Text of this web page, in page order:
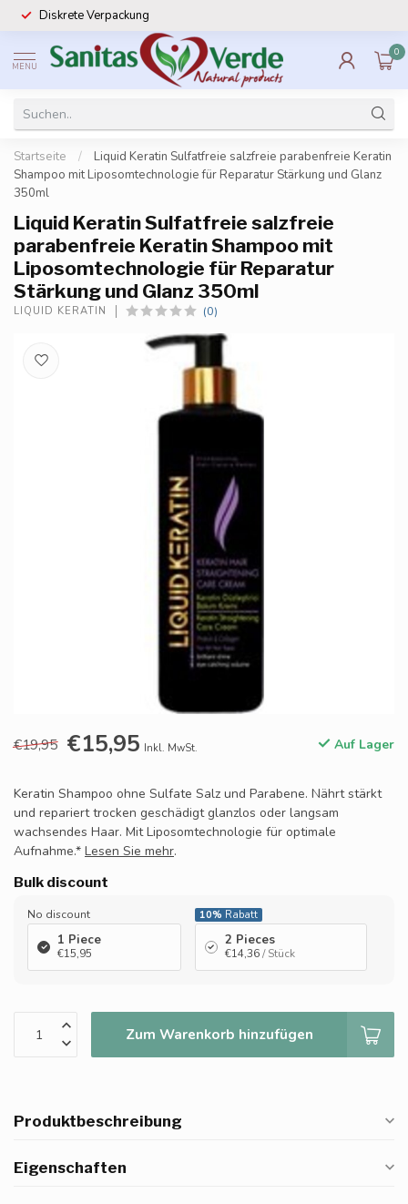
Diskrete Verpackung
MENU
0
Startseite /
Liquid Keratin Sulfatfreie salzfreie parabenfreie Keratin
Shampoo mit Liposomtechnologie für Reparatur Stärkung und Glanz
350ml
Liquid Keratin Sulfatfreie salzfreie
parabenfreie Keratin Shampoo mit
Liposomtechnologie für Reparatur
Stärkung und Glanz 350ml
LIQUID KERATIN (0)
€19,95 €15,95 Inkl. MwSt. Auf Lager
Keratin Shampoo ohne Sulfate Salz und Parabene. Nährt stärkt
und repariert trocken geschädigt glanzlos oder langsam
wachsendes Haar. Mit Liposomtechnologie für optimale
Aufnahme.* Lesen Sie mehr.
Bulk discount
No discount
1 Piece
€15,95
10% Rabatt
2 Pieces
€14,36 / Stück
Zum Warenkorb hinzufügen
Produktbeschreibung
Eigenschaften